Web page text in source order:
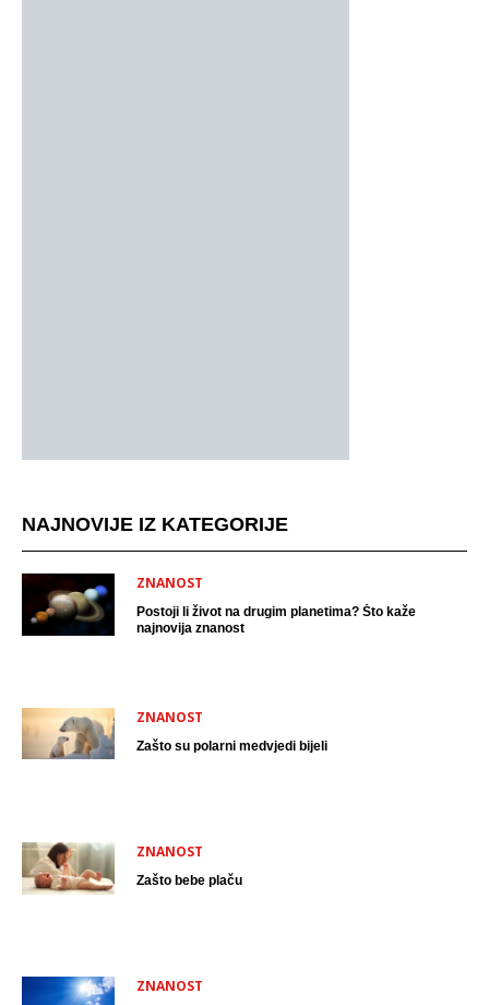
NAJNOVIJE IZ KATEGORIJE
ZNANOST
Postoji li život na drugim planetima? Što kaže
najnovija znanost
ZNANOST
Zašto su polarni medvjedi bijeli
ZNANOST
Zašto bebe plaču
ZNANOST